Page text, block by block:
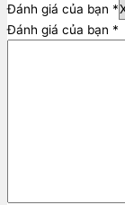
Đánh giá của bạn *
Đánh giá của bạn *